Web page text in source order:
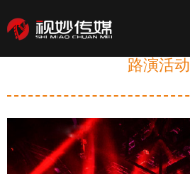
路演活动